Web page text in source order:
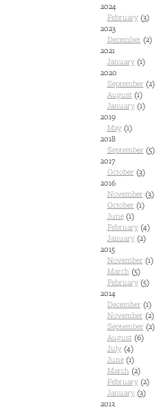
2024
February(3)
2023
December (2)
2021
January(1)
2020
September (2)
August(1)
January(1)
2019
May(1)
2018
September (5)
2017
October (3)
2016
November (3)
October (1)
June(1)
February(4)
January(2)
2015
November (1)
March (5)
February(5)
2014
December (1)
November (2)
September (2)
August(6)
July(4)
June(1)
March (2)
February(2)
January(3)
2013